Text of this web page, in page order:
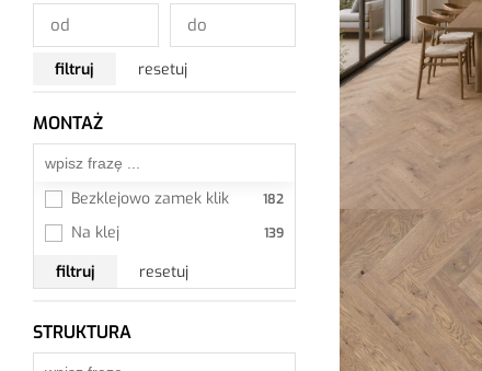
filtruj resetuj
MONTAŻ
Bezklejowo zamek klik
Na klej
filtruj
resetuj
STRUKTURA